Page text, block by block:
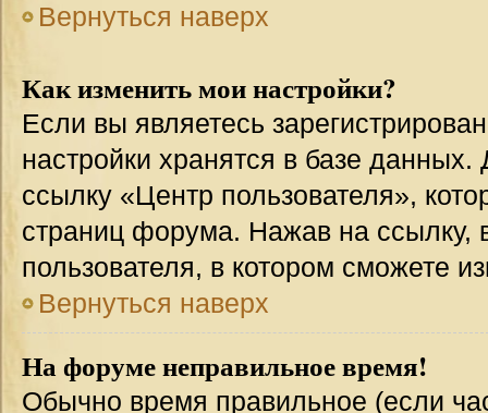
Вернуться наверх
Как изменить мои настройки?
Если вы являетесь
настройки хранятся в базе
ссылку «Центр пользователя»,
страниц форума. Нажав на ссылку,
пользователя, в котором сможете
Вернуться наверх
На форуме неправильное время!
Обычно время правильное (если